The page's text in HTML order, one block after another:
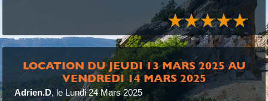
LOCATION DU JEUDI 13 MARS 2025 AU
VENDREDI 14 MARS 2025
Adrien.D, le Lundi 24 Mars 2025